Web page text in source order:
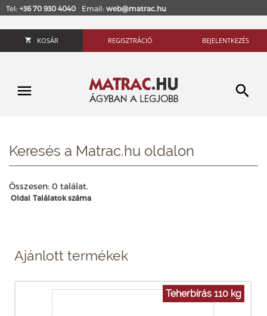
Tel: +36 70 930 4040 Email: web@matrac.hu
KOSÁR REGISZTRÁCIÓ BEJELENTKEZÉS
Keresés a Matrac.hu oldalon
Összesen: 0 találat.
Oldal Találatok száma
Ajánlott termékek
Teherbírás 110 kg